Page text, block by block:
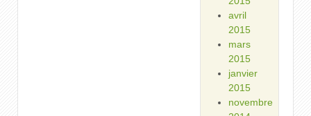
avril
2015
mars
2015
janvier
2015
novembre